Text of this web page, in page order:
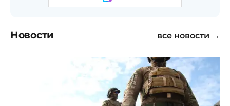
Новости все новости →